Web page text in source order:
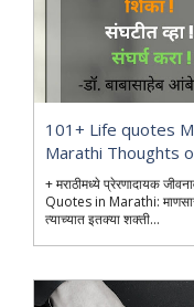
101+ Life quotes
Marathi Thoughts
+ मराठीमध्ये प्रेरणादायक
Quotes in Marathi:
त्याच्यात इतक्या शक्ती...